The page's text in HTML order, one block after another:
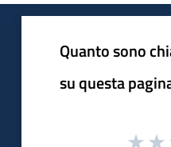
Quanto sono
su questa